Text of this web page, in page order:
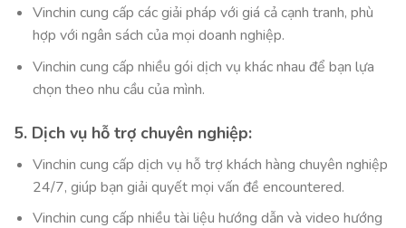
Vinchin cung cấp các giải pháp với giá cả cạnh tranh, phù
hợp với ngân sách của mọi doanh nghiệp.
Vinchin cung cấp nhiều gói dịch vụ khác nhau để bạn lựa
chọn theo nhu cầu của mình.
5. Dịch vụ hỗ trợ chuyên nghiệp:
Vinchin cung cấp dịch vụ hỗ trợ khách hàng chuyên nghiệp
24/7, giúp bạn giải quyết mọi vấn đề encountered.
Vinchin cung cấp nhiều tài liệu hướng dẫn và video hướng